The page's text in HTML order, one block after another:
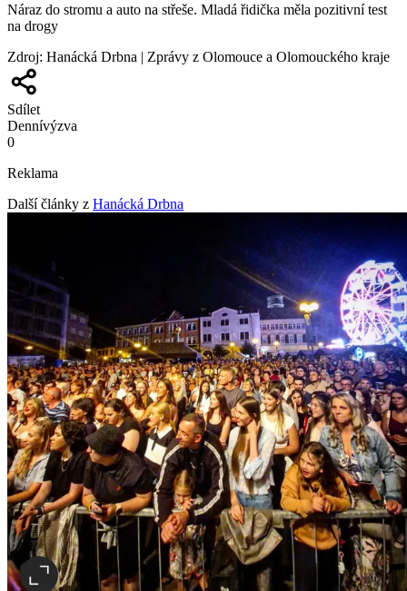
Náraz do stromu a auto na střeše. Mladá řidička měla pozitivní test
na drogy
Zdroj: Hanácká Drbna | Zprávy z Olomouce a Olomouckého kraje
Sdílet
Dennívýzva
0
Reklama
Další články z Hanácká Drbna